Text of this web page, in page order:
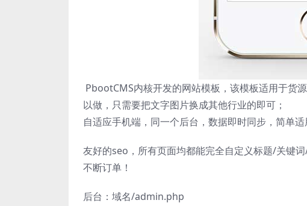
PbootCMS内核开发的网站模板，该模板适用于货
以做，只需要把文字图片换成其他行业的即可；
自适应手机端，同一个后台，数据即时同步，简单适
友好的seo，所有页面均都能完全自定义标题/关键
不断订单！
后台：域名/admin.php